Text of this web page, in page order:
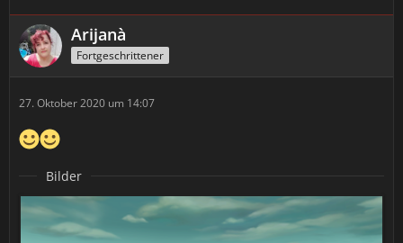
Arijanà
Fortgeschrittener
27. Oktober 2020 um 14:07
Bilder